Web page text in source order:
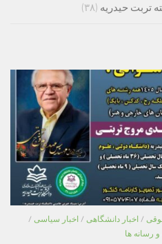
تربت حیدریه (۳۸)
/ اخبار دانشگاهی / اخبار سیاسی /
رسانه ها